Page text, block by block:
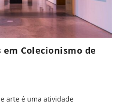
Colecionismo de
arte é uma atividade